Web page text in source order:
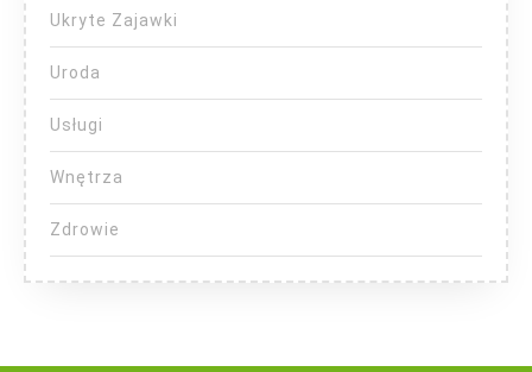
Ukryte Zajawki
Uroda
Usługi
Wnętrza
Zdrowie